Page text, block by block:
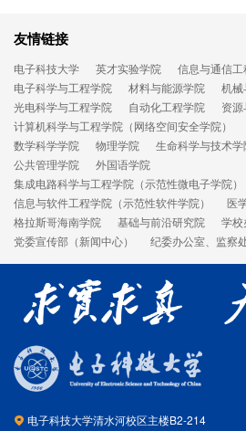
友情链接
电子科技大学 英才实验学院
信息与通信
电子科学与工程学院
材料与能源学院
机械
光电科学与工程学院
自动化工程学院
资
计算机科学与工程学院（网络空间安全学院）
数学科学学院
物理学院 生命科学与技术学
公共管理学院
外国语学院
集成电路科学与工程学院（示范性微电子学院）
信息与软件工程学院（示范性软件学院）
医
格拉斯哥海南学院
基础与前沿研究院
学校
党委宣传部（新闻中心）
纪委办公室、监察
电子科技大学清水河校区主楼B2-214